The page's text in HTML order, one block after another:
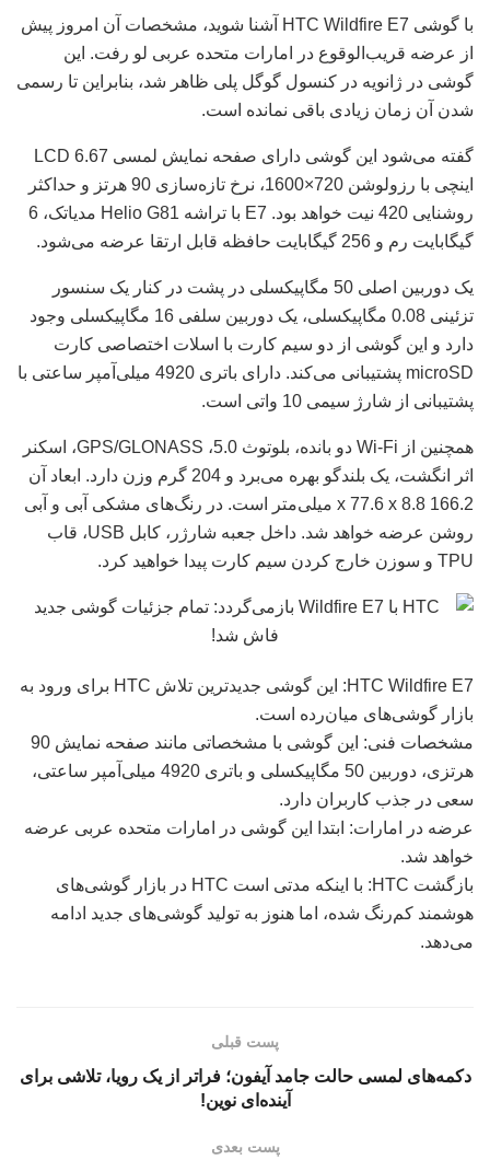
با گوشی HTC Wildfire E7 آشنا شوید، مشخصات آن امروز پیش
از عرضه قریب‌الوقوع در امارات متحده عربی لو رفت. این
گوشی در ژانویه در کنسول گوگل پلی ظاهر شد، بنابراین تا رسمی
شدن آن زمان زیادی باقی نمانده است.
گفته می‌شود این گوشی دارای صفحه نمایش لمسی LCD 6.67
اینچی با رزولوشن 720×1600، نرخ تازه‌سازی 90 هرتز و حداکثر
روشنایی 420 نیت خواهد بود. E7 با تراشه Helio G81 مدیاتک، 6
گیگابایت رم و 256 گیگابایت حافظه قابل ارتقا عرضه می‌شود.
یک دوربین اصلی 50 مگاپیکسلی در پشت در کنار یک سنسور
تزئینی 0.08 مگاپیکسلی، یک دوربین سلفی 16 مگاپیکسلی وجود
دارد و این گوشی از دو سیم کارت با اسلات اختصاصی کارت
microSD پشتیبانی می‌کند. دارای باتری 4920 میلی‌آمپر ساعتی با
پشتیبانی از شارژ سیمی 10 واتی است.
همچنین از Wi-Fi دو بانده، بلوتوث 5.0، GPS/GLONASS، اسکنر
اثر انگشت، یک بلندگو بهره می‌برد و 204 گرم وزن دارد. ابعاد آن
166.2 x 77.6 x 8.8 میلی‌متر است. در رنگ‌های مشکی آبی و آبی
روشن عرضه خواهد شد. داخل جعبه شارژر، کابل USB، قاب
TPU و سوزن خارج کردن سیم کارت پیدا خواهید کرد.
HTC Wildfire E7: این گوشی جدیدترین تلاش HTC برای ورود به
بازار گوشی‌های میان‌رده است.
مشخصات فنی: این گوشی با مشخصاتی مانند صفحه نمایش 90
هرتزی، دوربین 50 مگاپیکسلی و باتری 4920 میلی‌آمپر ساعتی،
سعی در جذب کاربران دارد.
عرضه در امارات: ابتدا این گوشی در امارات متحده عربی عرضه
خواهد شد.
بازگشت HTC: با اینکه مدتی است HTC در بازار گوشی‌های
هوشمند کم‌رنگ شده، اما هنوز به تولید گوشی‌های جدید ادامه
می‌دهد.
پست قبلی
دکمه‌های لمسی حالت جامد آیفون؛ فراتر از یک رویا، تلاشی برای
آینده‌ای نوین!
پست بعدی